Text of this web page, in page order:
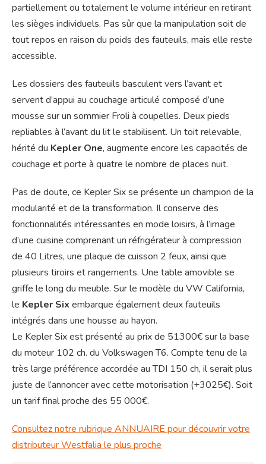
partiellement ou totalement le volume intérieur en retirant
les sièges individuels. Pas sûr que la manipulation soit de
tout repos en raison du poids des fauteuils, mais elle reste
accessible.
Les dossiers des fauteuils basculent vers l’avant et
servent d’appui au couchage articulé composé d’une
mousse sur un sommier Froli à coupelles. Deux pieds
repliables à l’avant du lit le stabilisent. Un toit relevable,
hérité du Kepler One, augmente encore les capacités de
couchage et porte à quatre le nombre de places nuit.
Pas de doute, ce Kepler Six se présente un champion de la
modularité et de la transformation. Il conserve des
fonctionnalités intéressantes en mode loisirs, à l’image
d’une cuisine comprenant un réfrigérateur à compression
de 40 Litres, une plaque de cuisson 2 feux, ainsi que
plusieurs tiroirs et rangements. Une table amovible se
griffe le long du meuble. Sur le modèle du VW California,
le Kepler Six embarque également deux fauteuils
intégrés dans une housse au hayon.
Le Kepler Six est présenté au prix de 51300€ sur la base
du moteur 102 ch. du Volkswagen T6. Compte tenu de la
très large préférence accordée au TDI 150 ch, il serait plus
juste de l’annoncer avec cette motorisation (+3025€). Soit
un tarif final proche des 55 000€.
Consultez notre rubrique ANNUAIRE pour découvrir votre
distributeur Westfalia le plus proche